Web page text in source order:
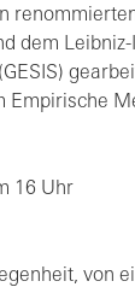
dem
Empirische
16 Uhr
von